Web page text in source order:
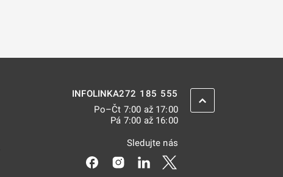
INFOLINKA272 185 555
Po–Čt 7:00 až 17:00
Pá 7:00 až 16:00
Sledujte nás
Odkaz se otevře na nové kartě
Odkaz se otevře na nové kartě
Odkaz se otevře na nové
ZPĚT NAHORU